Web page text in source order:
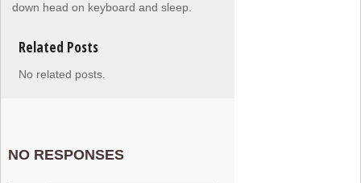
down head on keyboard and sleep.
Related Posts
No related posts.
NO RESPONSES